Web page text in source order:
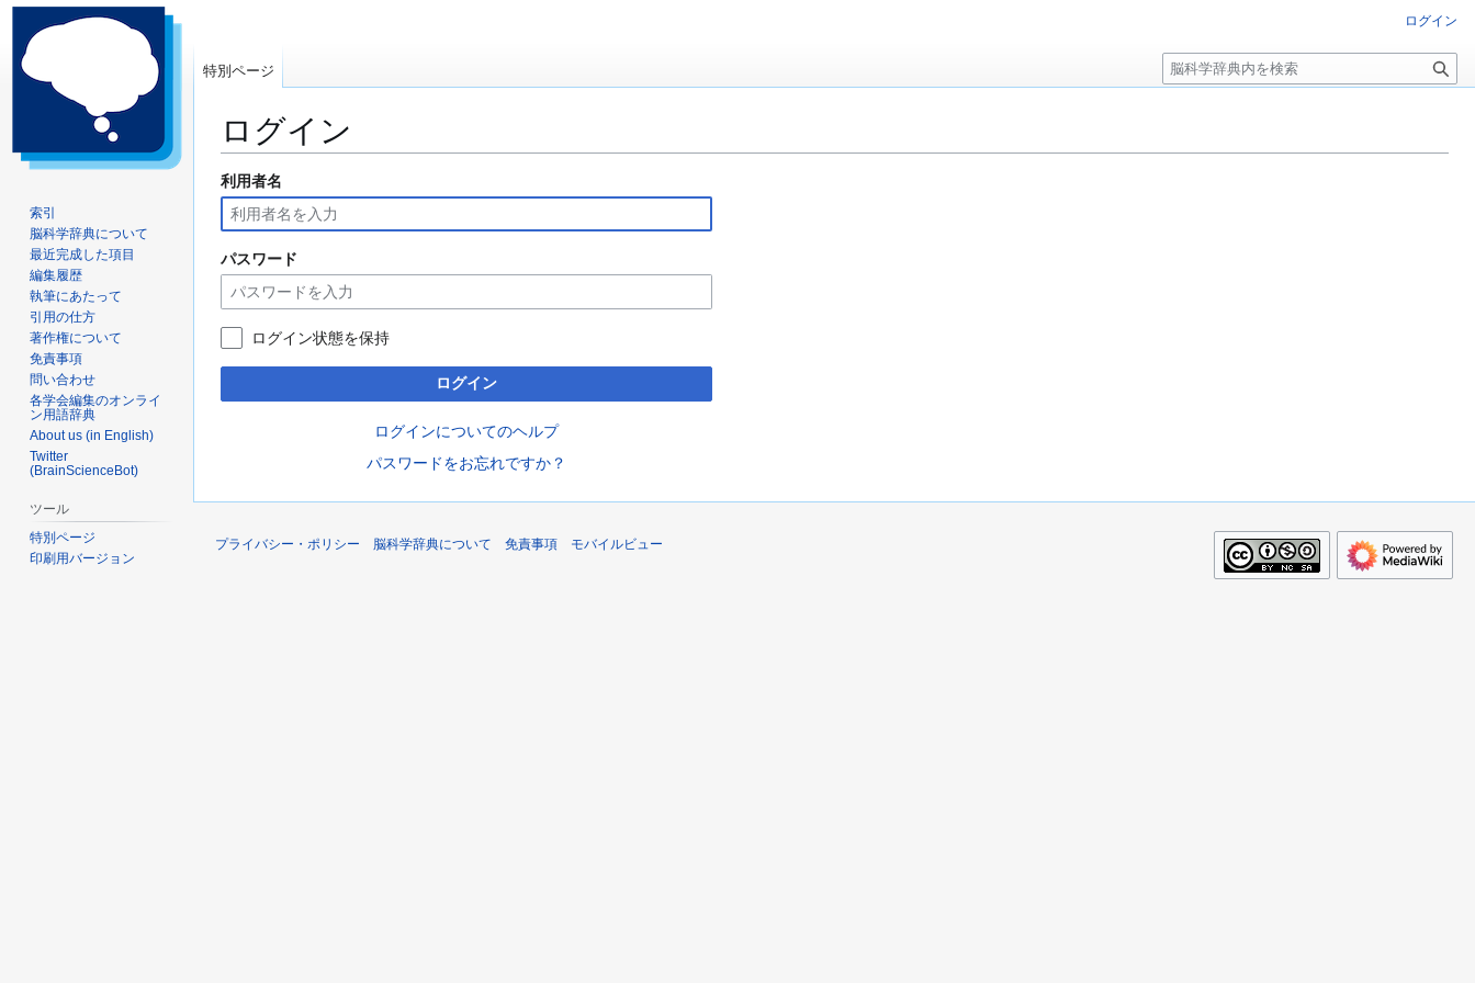
ログイン
ナ
ビ
ゲ
ー
シ
ョ
ン
に
動
検
索
に
移
動
利用者名
パスワード
ログイン状態を保持
ログイン
ログインについてのヘルプ
パスワードをお忘れですか？
ログイン
特別ページ
検
索
索引
脳科学辞典について
最近完成した項目
編集履歴
執筆にあたって
引用の仕方
著作権について
免責事項
問い合わせ
各学会編集のオンライ
ン用語辞典
About us (in English)
Twitter
(BrainScienceBot)
ツール
特別ページ
印刷用バージョン
プライバシー・ポリシー 脳科学辞典について 免責事項 モバイルビュー